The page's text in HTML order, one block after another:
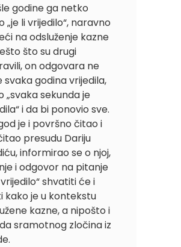
godine ga netko
„je li vrijedilo“, naravno
na odsluženje kazne
što su drugi
on odgovara ne
svaka godina vrijedila,
„svaka sekunda je
i da bi ponovio sve.
je i površno čitao i
presudu Dariju
informirao se o njoj,
i odgovor na pitanje
vrijedilo“ shvatiti će i
kako je u kontekstu
kazne, a nipošto i
sramotnog zločina iz